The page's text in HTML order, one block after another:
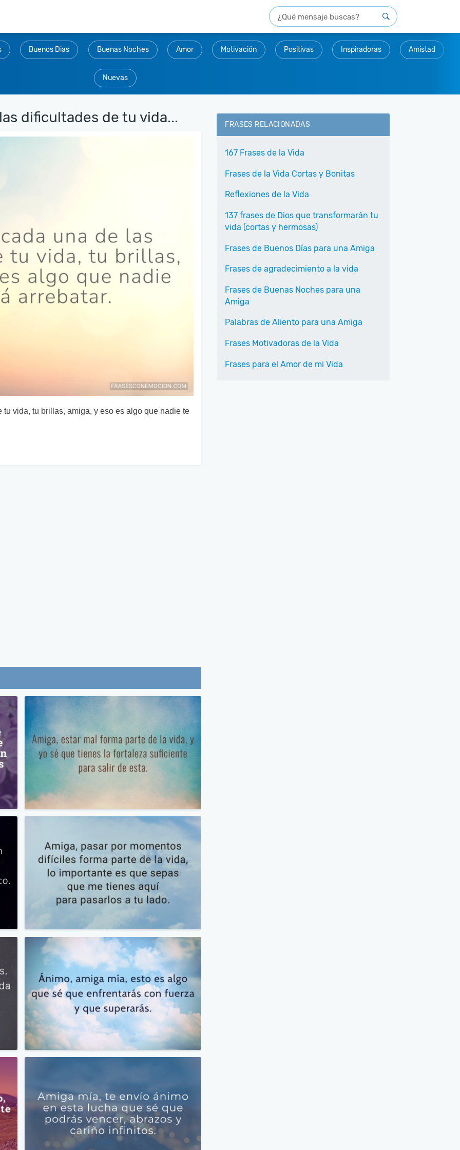
Buenos Dias Buenas Noches Amor Motivación Positivas Inspiradoras Amistad
Nuevas
dificultades de tu vida...
vida, tu brillas, amiga, y eso es algo que nadie te
FRASES RELACIONADAS
167 Frases de la Vida
Frases de la Vida Cortas y Bonitas
Reflexiones de la Vida
137 frases de Dios que transformarán tu
vida (cortas y hermosas)
Frases de Buenos Días para una Amiga
Frases de agradecimiento a la vida
Frases de Buenas Noches para una
Amiga
Palabras de Aliento para una Amiga
Frases Motivadoras de la Vida
Frases para el Amor de mi Vida